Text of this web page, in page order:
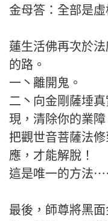
金母答：全部是虛
蓮生活佛再次於
的路。
一丶離開鬼。
二丶向金剛薩埵
現，清除你的業障
把觀世音菩薩法
應，才能解脫！
這是唯一的方法
最後，師尊將黑